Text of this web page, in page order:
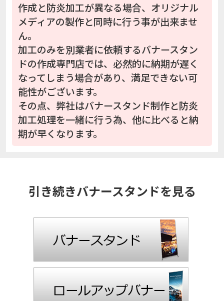
作成と防炎加工が異なる場合、オリジナル
メディアの製作と同時に行う事が出来ませ
ん。
加工のみを別業者に依頼するバナースタン
ドの作成専門店では、必然的に納期が遅く
なってしまう場合があり、満足できない可
能性がございます。
その点、弊社はバナースタンド制作と防炎
加工処理を一緒に行う為、他に比べると納
期が早くなります。
引き続きバナースタンドを見る